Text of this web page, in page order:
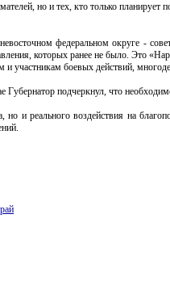
но и тех, кто только планирует
федеральном округе -
которых ранее не было. Это
и участникам боевых действий,
Губернатор подчеркнул, что
и реального воздействия на